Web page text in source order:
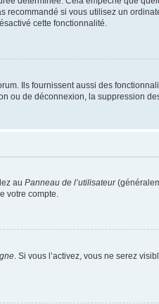
recommandé si vous utilisez un
cette fonctionnalité.
Ils fournissent aussi des
ou de déconnexion, la suppression
au Panneau de l’utilisateur
votre compte.
. Si vous l’activez, vous ne serez